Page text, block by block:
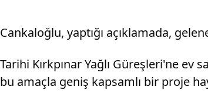
Cankaloğlu, yaptığı açıklamada,
Tarihi Kırkpınar Yağlı Güreşleri'ne
bu amaçla geniş kapsamlı bir proje